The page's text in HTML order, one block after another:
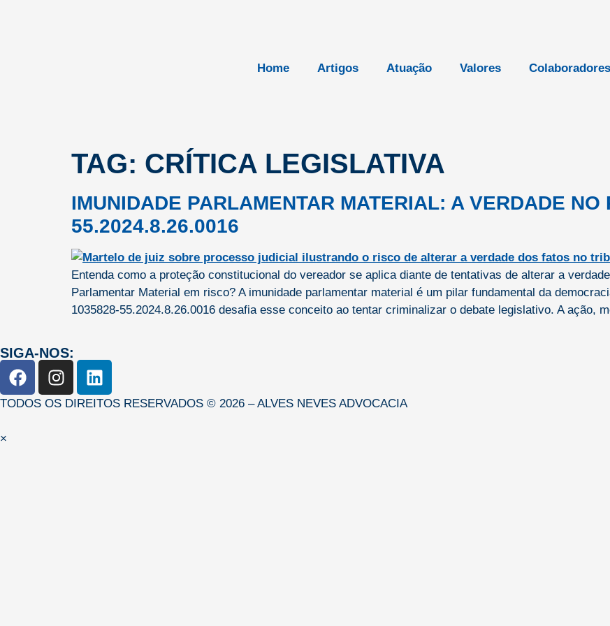
Home Artigos Atuação Valores Colaboradores
TAG: CRÍTICA LEGISLATIVA
IMUNIDADE PARLAMENTAR MATERIAL: A VERDADE
55.2024.8.26.0016
Entenda como a proteção constitucional do vereador se aplica diante de tentativas de alterar a
Parlamentar Material em risco? A imunidade parlamentar material é um pilar fundamental da
1035828-55.2024.8.26.0016 desafia esse conceito ao tentar criminalizar o debate legislativo. A ação,
SIGA-NOS:
TODOS OS DIREITOS RESERVADOS © 2026 – ALVES NEVES ADVOCACIA
×